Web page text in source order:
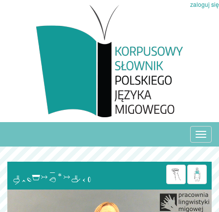
zaloguj się
